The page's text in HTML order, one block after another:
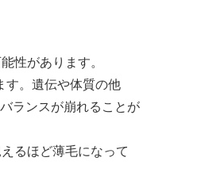
性があります。
す。遺伝や体質の他
ランスが崩れることが
るほど薄毛になって